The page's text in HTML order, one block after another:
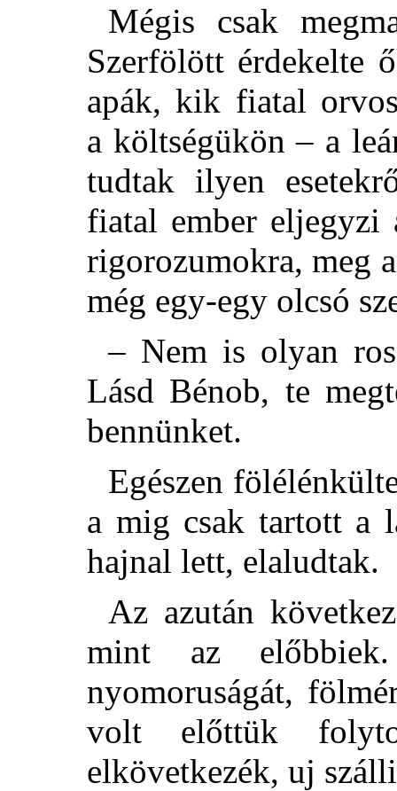
Mégis csak
Szerfölött érdekelte
apák, kik fiatal
a költségükön – a
tudtak ilyen
fiatal ember eljegyzi
rigorozumokra, meg
még egy-egy olcsó
– Nem is olyan
Lásd Bénob, te
bennünket.
Egészen
a mig csak tartott a
hajnal lett, elaludtak.
Az azután
mint az
nyomoruságát,
volt előttük
elkövetkezék, uj